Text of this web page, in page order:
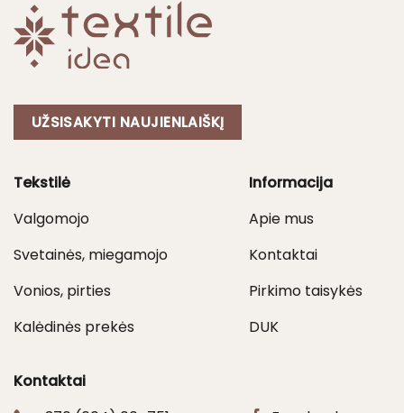
UŽSISAKYTI NAUJIENLAIŠKĮ
Tekstilė
Valgomojo
Svetainės, miegamojo
Vonios, pirties
Kalėdinės prekės
Informacija
Apie mus
Kontaktai
Pirkimo taisykės
DUK
Kontaktai